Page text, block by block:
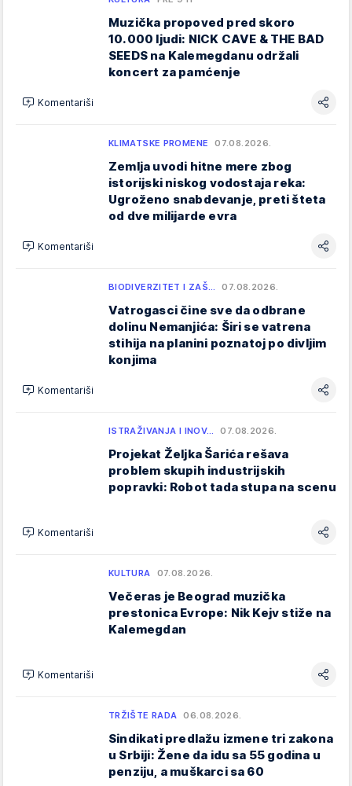
Muzička propoved pred skoro
10.000 ljudi: NICK CAVE & THE BAD
SEEDS na Kalemegdanu održali
koncert za pamćenje
Komentariši
KLIMATSKE PROMENE 07.08.2026.
Zemlja uvodi hitne mere zbog
istorijski niskog vodostaja reka:
Ugroženo snabdevanje, preti šteta
od dve milijarde evra
Komentariši
BIODIVERZITET I ZAŠ… 07.08.2026.
Vatrogasci čine sve da odbrane
dolinu Nemanjića: Širi se vatrena
stihija na planini poznatoj po divljim
konjima
Komentariši
ISTRAŽIVANJA I INOV… 07.08.2026.
Projekat Željka Šarića rešava
problem skupih industrijskih
popravki: Robot tada stupa na scenu
Komentariši
KULTURA 07.08.2026.
Večeras je Beograd muzička
prestonica Evrope: Nik Kejv stiže na
Kalemegdan
Komentariši
TRŽIŠTE RADA 06.08.2026.
Sindikati predlažu izmene tri zakona
u Srbiji: Žene da idu sa 55 godina u
penziju, a muškarci sa 60